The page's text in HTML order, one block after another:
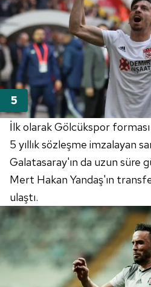
İlk olarak Gölcükspor
5 yıllık sözleşme imzalayan
Galatasaray'ın da uzun süre
Mert Hakan Yandaş'ın
ulaştı.